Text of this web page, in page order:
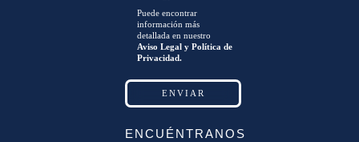
Puede encontrar
información más
detallada en nuestro
Aviso Legal y Política de
Privacidad.
ENCUÉNTRANOS